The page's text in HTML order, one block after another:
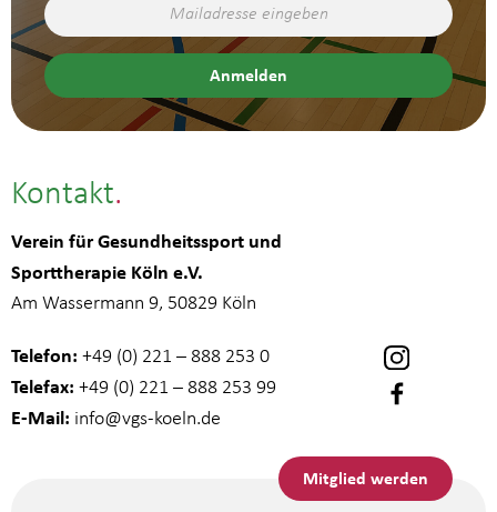
Kontakt
Verein für Gesundheitssport und
Sporttherapie Köln e.V.
Am Wassermann 9, 50829 Köln
Telefon: +49 (0) 221 – 888 253 0
Telefax: +49 (0) 221 – 888 253 99
E-Mail: info@vgs-koeln.de
Mitglied werden